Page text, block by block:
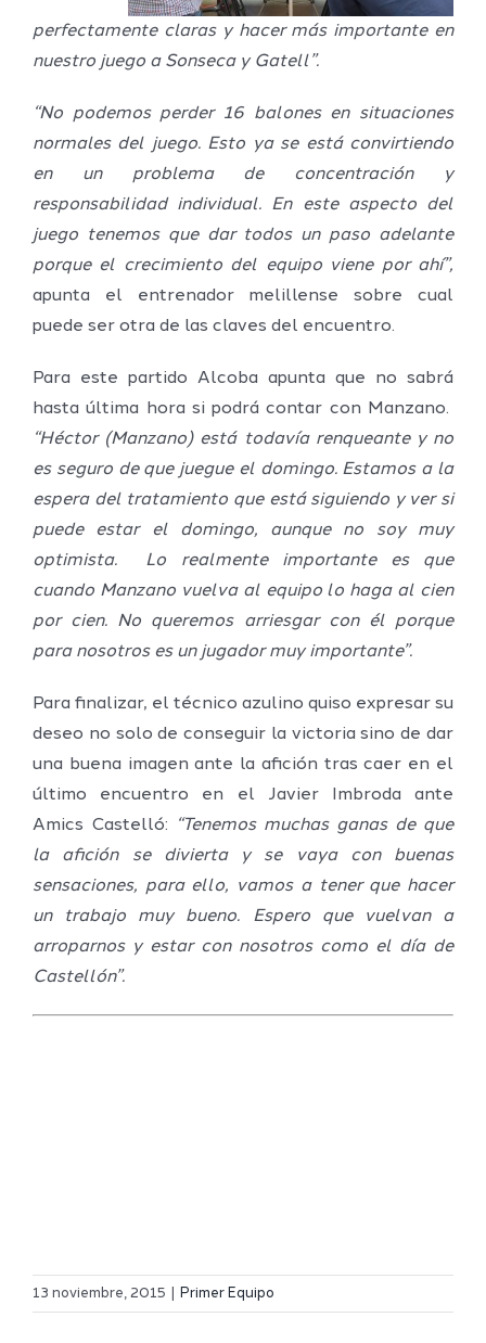
perfectamente claras y hacer más importante en
nuestro juego a Sonseca y Gatell”.
“No podemos perder 16 balones en situaciones
normales del juego. Esto ya se está convirtiendo
en un problema de concentración y
responsabilidad individual. En este aspecto del
juego tenemos que dar todos un paso adelante
porque el crecimiento del equipo viene por ahí”,
apunta el entrenador melillense sobre cual
puede ser otra de las claves del encuentro.
Para este partido Alcoba apunta que no sabrá
hasta última hora si podrá contar con Manzano.
“Héctor (Manzano) está todavía renqueante y no
es seguro de que juegue el domingo. Estamos a la
espera del tratamiento que está siguiendo y ver si
puede estar el domingo, aunque no soy muy
optimista. Lo realmente importante es que
cuando Manzano vuelva al equipo lo haga al cien
por cien. No queremos arriesgar con él porque
para nosotros es un jugador muy importante”.
Para finalizar, el técnico azulino quiso expresar su
deseo no solo de conseguir la victoria sino de dar
una buena imagen ante la afición tras caer en el
último encuentro en el Javier Imbroda ante
Amics Castelló:
“Tenemos muchas ganas de que
la afición se divierta y se vaya con buenas
sensaciones, para ello, vamos a tener que hacer
un trabajo muy bueno. Espero que vuelvan a
arroparnos y estar con nosotros como el día de
Castellón”.
13 noviembre, 2015 Primer Equipo
El Melilla